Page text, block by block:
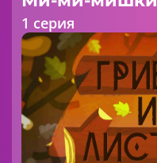
1 серия